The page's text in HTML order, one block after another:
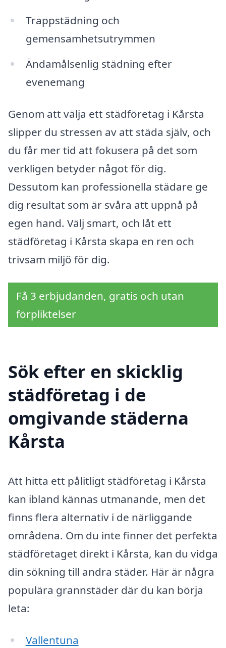
Trappstädning och
gemensamhetsutrymmen
Ändamålsenlig städning efter
evenemang
Genom att välja ett städföretag i Kårsta
slipper du stressen av att städa själv, och
du får mer tid att fokusera på det som
verkligen betyder något för dig.
Dessutom kan professionella städare ge
dig resultat som är svåra att uppnå på
egen hand. Välj smart, och låt ett
städföretag i Kårsta skapa en ren och
trivsam miljö för dig.
Få 3 erbjudanden, gratis och utan
förpliktelser
Sök efter en skicklig
städföretag i de
omgivande städerna
Kårsta
Att hitta ett pålitligt städföretag i Kårsta
kan ibland kännas utmanande, men det
finns flera alternativ i de närliggande
områdena. Om du inte finner det perfekta
städföretaget direkt i Kårsta, kan du vidga
din sökning till andra städer. Här är några
populära grannstäder där du kan börja
leta:
Vallentuna